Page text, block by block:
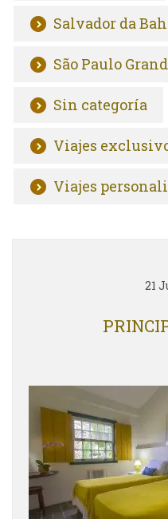
Salvador da
São Paulo
Sin categoría
Viajes
Viajes
21